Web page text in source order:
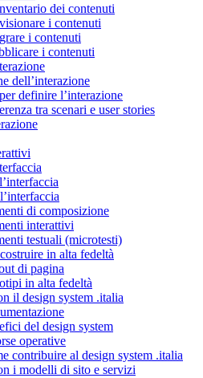
dei contenuti
i contenuti
i contenuti
i contenuti
dell’interazione
definire l’interazione
tra scenari e user stories
di composizione
interattivi
testuali (microtesti)
in alta fedeltà
di pagina
in alta fedeltà
il design system .italia
del design system
operative
contribuire al design system .italia
i modelli di sito e servizi